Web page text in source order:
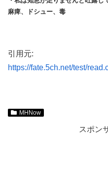
麻痺、ドシュー、毒
引用元:
https://fate.5ch.net/test/
MHNow
スポン